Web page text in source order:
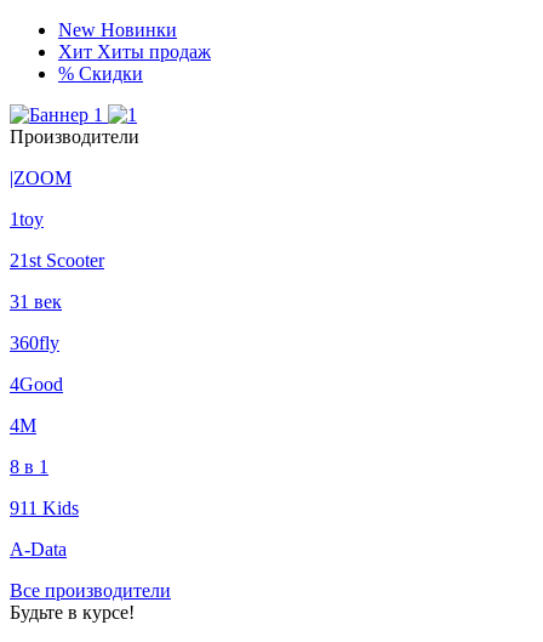
New Новинки
Хит Хиты продаж
% Скидки
Производители
|ZOOM
1toy
21st Scooter
31 век
360fly
4Good
4М
8 в 1
911 Kids
A-Data
Все производители
Будьте в курсе!